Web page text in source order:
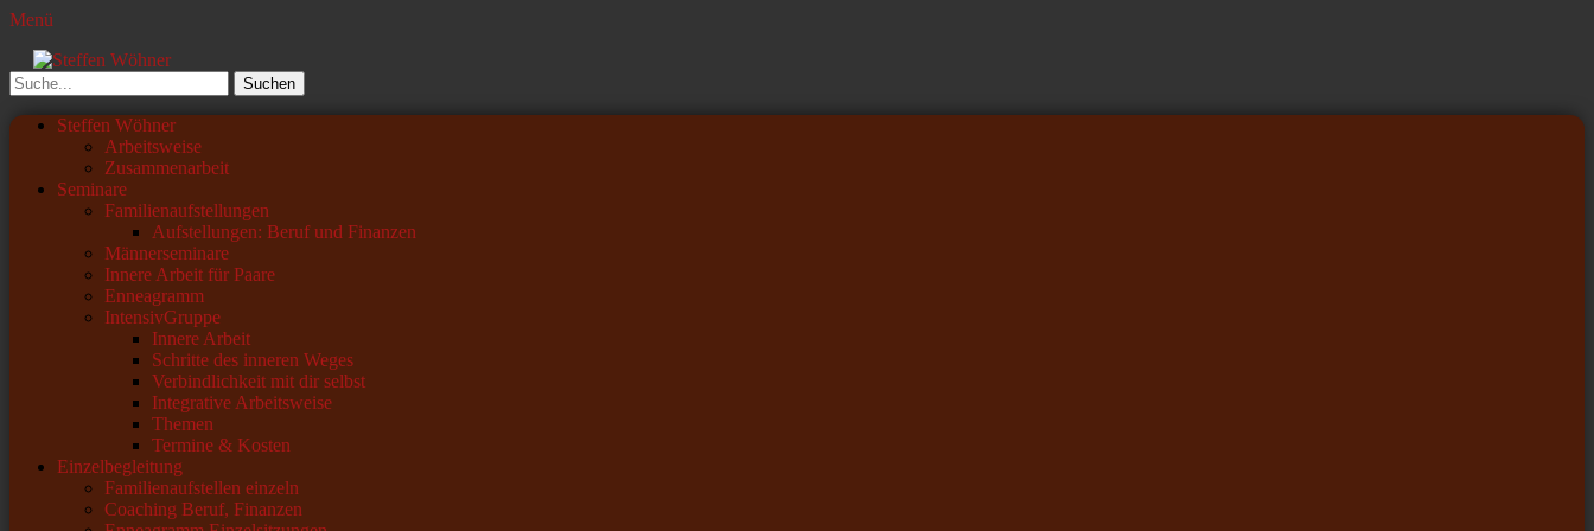
Menü
Steffen Wöhner
Lehrer und Seminarleiter
Suchen
nach:
Primäres
Zum
Steffen Wöhner
Arbeitsweise
Zusammenarbeit
Seminare
Familienaufstellungen
Aufstellungen: Beruf und Finanzen
Männerseminare
Innere Arbeit für Paare
Enneagramm
IntensivGruppe
Innere Arbeit
Schritte des inneren Weges
Verbindlichkeit mit dir selbst
Integrative Arbeitsweise
Themen
Termine & Kosten
Einzelbegleitung
Familienaufstellen einzeln
Coaching Beruf, Finanzen